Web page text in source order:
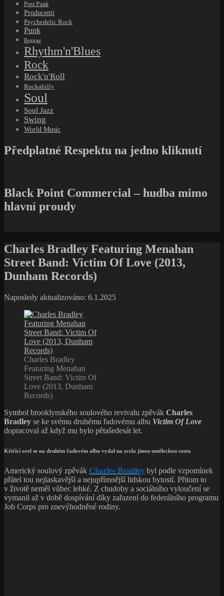
Post Punk
Producenti
Psychedelic Rock
Punk
Reggae
Rhythm'n'Blues
Rock
Rock'n'Roll
Rockabilly
Soul
Soul Jazz
Swing
World Music
Předplatné Respektu na jedno kliknutí
Black Point Commercial – hudba mimo
hlavní proudy
Charles Bradley Featuring Menahan
Street Band: Victim Of Love (2013,
Dunham Records)
Naposledy aktualizováno: 6.1.2025
Charles Bradley
Featuring Menahan
Street Band: Victim Of
Love (2013, Dunham
Records)
Symbol brooklynského soulového revivalu zpěvák Charles
Bradley se ke svému druhému řadovému albu Victim Of Love
dopracoval až když mu bylo pětašedesát let.
Křičící orel se na druhém řadovém albu vydal na zcela jinou uměleckou cestu
Americký soulový zpěvák Charles Bradley byl podle vzpomínek
přátel tou nejlaskavější a nejupřímnější lidskou bytostí. Přitom to
v životě neměl vůbec lehké. Z chudoby a sociálního vyloučení se
vymanil až v době dospívání díky zařazení do federálního programu
Job Corps pro znevýhodněné rodiny.